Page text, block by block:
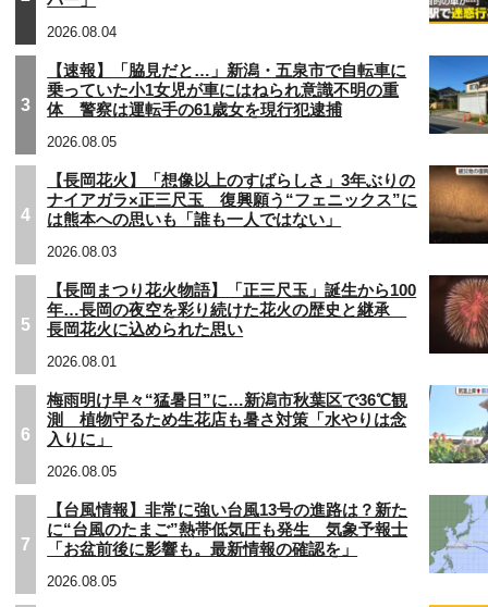
2026.08.04
3
【速報】「脇見だと…」新潟・五泉市で自転車に
乗っていた小1女児が車にはねられ意識不明の重
体 警察は運転手の61歳女を現行犯逮捕
2026.08.05
4
【長岡花火】「想像以上のすばらしさ」3年ぶりの
ナイアガラ×正三尺玉 復興願う“フェニックス”に
は熊本への思いも「誰も一人ではない」
2026.08.03
5
【長岡まつり花火物語】「正三尺玉」誕生から100
年…長岡の夜空を彩り続けた花火の歴史と継承
長岡花火に込められた思い
2026.08.01
6
梅雨明け早々“猛暑日”に…新潟市秋葉区で36℃観
測 植物守るため生花店も暑さ対策「水やりは念
入りに」
2026.08.05
7
【台風情報】非常に強い台風13号の進路は？新た
に“台風のたまご”熱帯低気圧も発生 気象予報士
「お盆前後に影響も。最新情報の確認を」
2026.08.05